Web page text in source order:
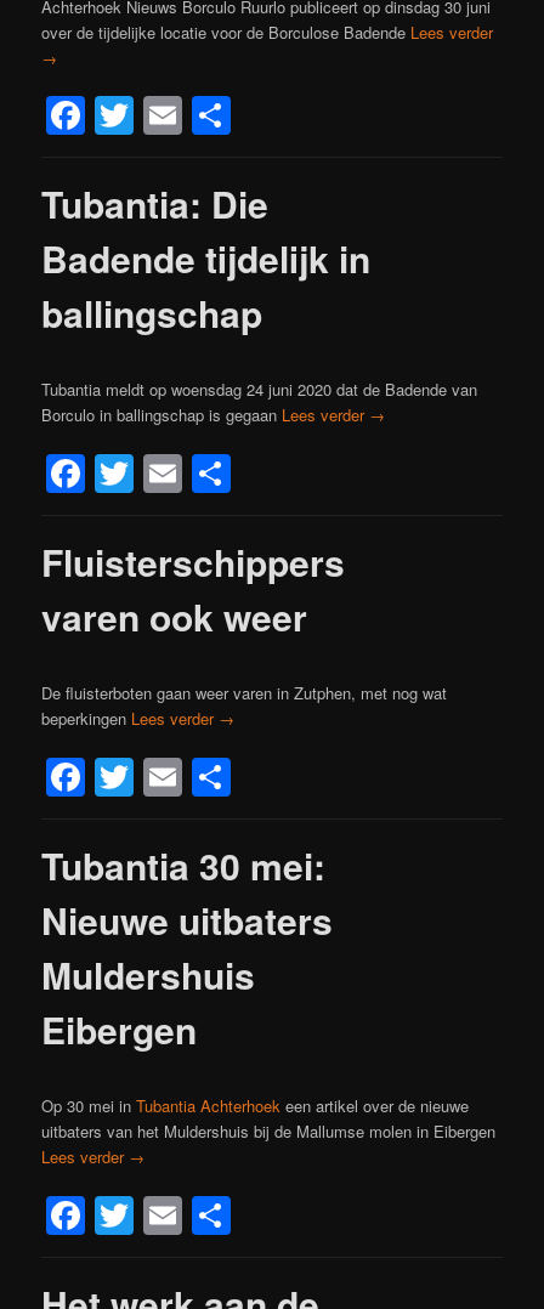
Achterhoek Nieuws Borculo Ruurlo publiceert op dinsdag 30 juni
over de tijdelijke locatie voor de Borculose Badende Lees verder
→
Facebook
Twitter
Email
Tubantia: Die
Badende tijdelijk in
ballingschap
Tubantia meldt op woensdag 24 juni 2020 dat de Badende van
Borculo in ballingschap is gegaan Lees verder →
Facebook
Twitter
Email
Fluisterschippers
varen ook weer
De fluisterboten gaan weer varen in Zutphen, met nog wat
beperkingen Lees verder →
Facebook
Twitter
Email
Tubantia 30 mei:
Nieuwe uitbaters
Muldershuis
Eibergen
Op 30 mei inTubantia Achterhoek een artikel over de nieuwe
uitbaters van het Muldershuis bij de Mallumse molen in Eibergen
Lees verder →
Facebook
Twitter
Email